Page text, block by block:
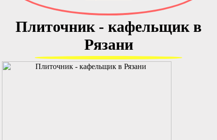
Плиточник - кафельщик в
Рязани